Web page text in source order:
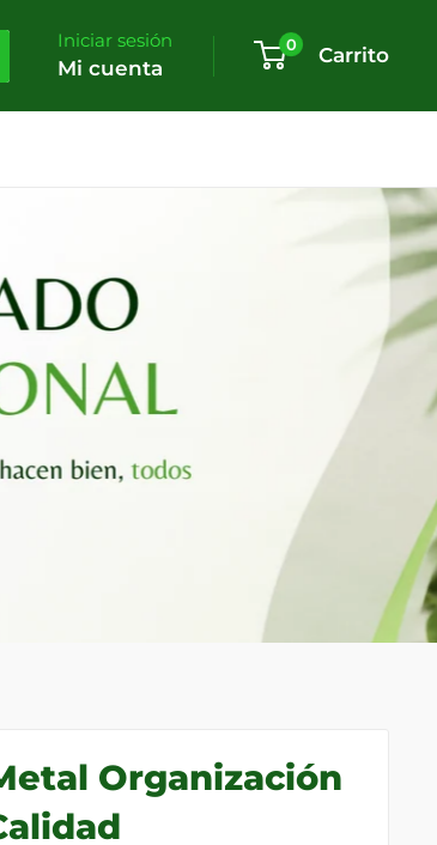
Iniciar sesión
Mi cuenta
0 Carrito
Ver Productos
Organización